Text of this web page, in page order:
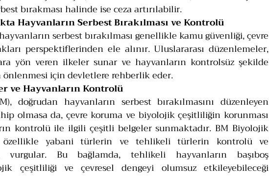
bırakması halinde ise ceza artırılabilir.
Hayvanların Serbest Bırakılması ve Kontrolü
serbest bırakılması genellikle kamu güvenliği, çevre
perspektiflerinden ele alınır. Uluslararası düzenlemeler,
yön veren ilkeler sunar ve hayvanların kontrolsüz şekilde
önlenmesi için devletlere rehberlik eder.
ve Hayvanların Kontrolü
doğrudan hayvanların serbest bırakılmasını düzenleyen
olmasa da, çevre koruma ve biyolojik çeşitliliğin korunması
kontrolü ile ilgili çeşitli belgeler sunmaktadır. BM Biyolojik
özellikle yabani türlerin ve tehlikeli türlerin kontrolü ve
vurgular. Bu bağlamda, tehlikeli hayvanların başıboş
çeşitliliği ve çevresel dengeyi olumsuz etkileyebileceği